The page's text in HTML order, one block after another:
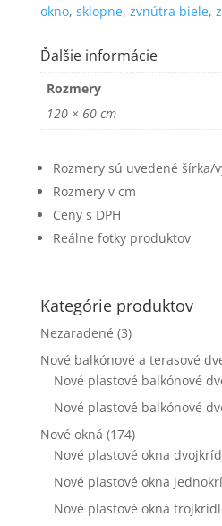
okno, sklopne, zvnútra biele,
Ďalšie informácie
Rozmery
120 × 60 cm
Rozmery sú uvedené šírka/
Rozmery v cm
Ceny s DPH
Reálne fotky produktov
Kategórie produktov
Nezaradené (3)
Nové balkónové a terasové
Nové plastové balkónové
Nové plastové balkónové
Nové okná (174)
Nové plastové okna
Nové plastové okna
Nové plastové okná